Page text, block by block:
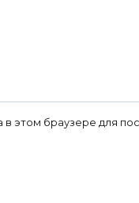
в этом браузере для